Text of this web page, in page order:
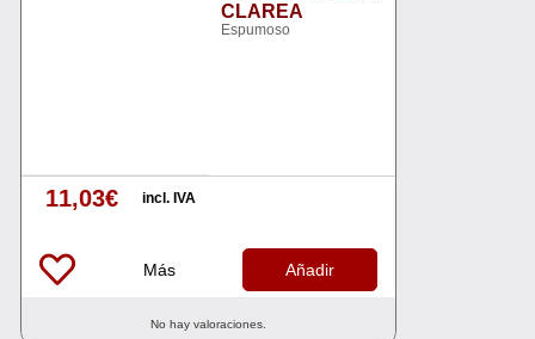
CLAREA
Espumoso
11,03€ incl. IVA
Más Añadir
No hay valoraciones.